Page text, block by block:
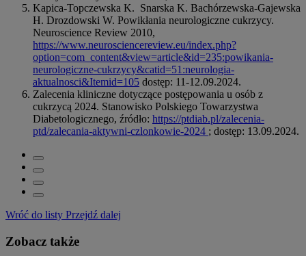
Kapica-Topczewska K. Snarska K. Bachórzewska-Gajewska
H. Drozdowski W. Powikłania neurologiczne cukrzycy.
Neuroscience Review 2010,
https://www.neurosciencereview.eu/index.php?
option=com_content&view=article&id=235:powikania-
neurologiczne-cukrzycy&catid=51:neurologia-
aktualnosci&Itemid=105 dostęp: 11-12.09.2024.
Zalecenia kliniczne dotyczące postępowania u osób z
cukrzycą 2024. Stanowisko Polskiego Towarzystwa
Diabetologicznego, źródło: https://ptdiab.pl/zalecenia-
ptd/zalecania-aktywni-czlonkowie-2024 ; dostęp: 13.09.2024.
Wróć do listy Przejdź dalej
Zobacz także